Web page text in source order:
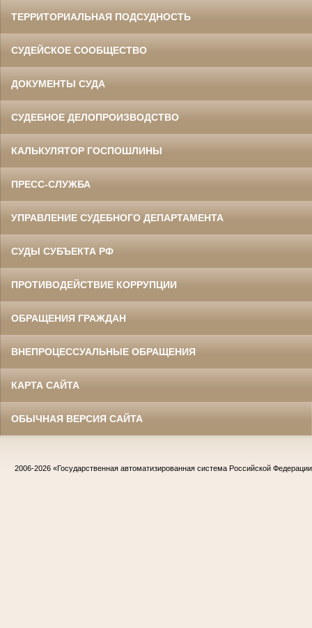
ТЕРРИТОРИАЛЬНАЯ ПОДСУДНОСТЬ
СУДЕЙСКОЕ СООБЩЕСТВО
ДОКУМЕНТЫ СУДА
СУДЕБНОЕ ДЕЛОПРОИЗВОДСТВО
КАЛЬКУЛЯТОР ГОСПОШЛИНЫ
ПРЕСС-СЛУЖБА
УПРАВЛЕНИЕ СУДЕБНОГО ДЕПАРТАМЕНТА
СУДЫ СУБЪЕКТА РФ
ПРОТИВОДЕЙСТВИЕ КОРРУПЦИИ
ОБРАЩЕНИЯ ГРАЖДАН
ВНЕПРОЦЕССУАЛЬНЫЕ ОБРАЩЕНИЯ
КАРТА САЙТА
ОБЫЧНАЯ ВЕРСИЯ САЙТА
2006-2026 «Государственная автоматизированная система Российской